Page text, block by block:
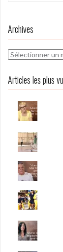
Archives
Archives
Articles les plus